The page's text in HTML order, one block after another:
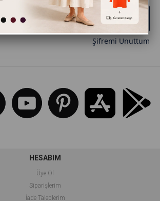
Giriş Yap
Şifremi Unuttum
HESABIM
Üye Ol
Siparişlerim
İade Taleplerim